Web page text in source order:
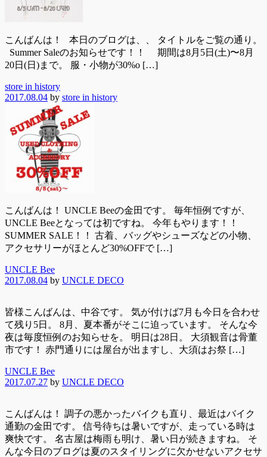
こんばんは！ 本日のブログは、、 タイトルをご覧の通り。
Summer Saleのお知らせです！！ 期間は8月5日(土)〜8月
20日(日)まで。 服・小物が30%o […]
store in history
2017.08.04 by store in history
こんばんは！ UNCLE Beeの金田です。 毎年恒例ですが、
UNCLE Beeとなっては初ですね。 今年もやります！！
SUMMER SALE！！ 古着、バッグやシューズなどの小物、
アクセサリーがほとんど30%OFFで […]
UNCLE Bee
2017.08.04 by UNCLE DECO
皆様こんばんは、中谷です。 気が付けば7月も今日を合わせ
て残り5日。 8月、夏本番がそこに迫っています。 そんな今
夜は毎度恒例のお知らせを。 明日は28日。 大須観音は骨董
市です！ 赤門通りには屋台が出ますし、大須はお祭 […]
UNCLE Bee
2017.07.27 by UNCLE DECO
こんばんは！ 調子の悪かったバイクも直り、最近はバイク
通勤の金田です。 信号待ちは暑いですが、走っている時は
爽快です。 名古屋は梅雨も明け、暑い日が続きますね。 そ
んな今日のブログは夏のスタイリングに欠かせないアクセサ